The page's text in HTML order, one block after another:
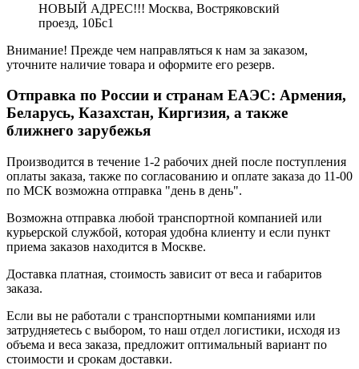
НОВЫЙ АДРЕС!!! Москва, Востряковский
проезд, 10Бс1
Внимание! Прежде чем направляться к нам за заказом,
уточните наличие товара и оформите его резерв.
Отправка по России и странам ЕАЭС: Армения,
Беларусь, Казахстан, Киргизия, а также
ближнего зарубежья
Производится в течение 1-2 рабочих дней после поступления
оплаты заказа, также по согласованию и оплате заказа до 11-00
по МСК возможна отправка "день в день".
Возможна отправка любой транспортной компанией или
курьерской службой, которая удобна клиенту и если пункт
приема заказов находится в Москве.
Доставка платная, стоимость зависит от веса и габаритов
заказа.
Если вы не работали с транспортными компаниями или
затрудняетесь с выбором, то наш отдел логистики, исходя из
объема и веса заказа, предложит оптимальный вариант по
стоимости и срокам доставки.